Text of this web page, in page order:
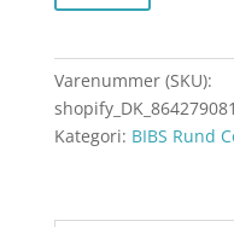
Varenummer (SKU):
Kategori: BIBS Rund